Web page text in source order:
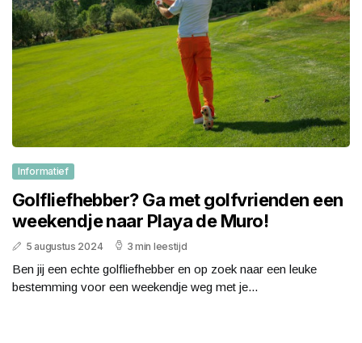
Informatief
Golfliefhebber? Ga met golfvrienden een
weekendje naar Playa de Muro!
5 augustus 2024 3 min leestijd
Ben jij een echte golfliefhebber en op zoek naar een leuke
bestemming voor een weekendje weg met je...